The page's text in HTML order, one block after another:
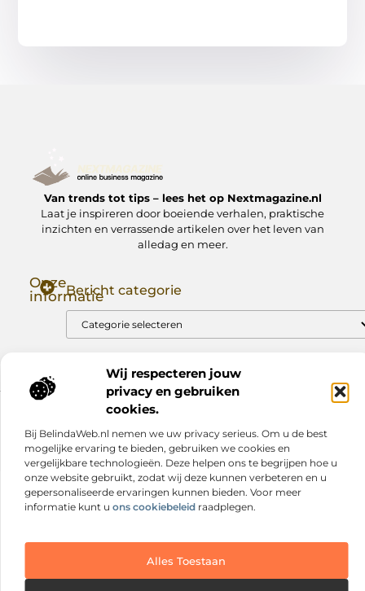
Wij respecteren jouw
privacy en gebruiken
cookies.
Bij BelindaWeb.nl nemen we uw privacy serieus. Om u de best
mogelijke ervaring te bieden, gebruiken we cookies en
vergelijkbare technologieën. Deze helpen ons te begrijpen hoe u
onze website gebruikt, zodat wij deze kunnen verbeteren en u
gepersonaliseerde ervaringen kunnen bieden. Voor meer
informatie kunt u ons cookiebeleid raadplegen.
Alles Toestaan
Van trends tot tips – lees het op Nextmagazine.nl
Laat je inspireren door boeiende verhalen, praktische
inzichten en verrassende artikelen over het leven van
alledag en meer.
Onze
informatieBericht categorie
Website index
@2025 www.nextmagazine.nl. All Right Reserved.